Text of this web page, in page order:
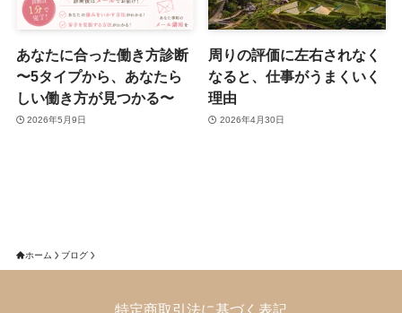
あなたに合った働き方診断
〜5タイプから、あなたら
しい働き方が見つかる〜
2026年5月9日
周りの評価に左右されなく
なると、仕事がうまくいく
理由
2026年4月30日
ホーム ブログ
特定商取引法に基づく表記